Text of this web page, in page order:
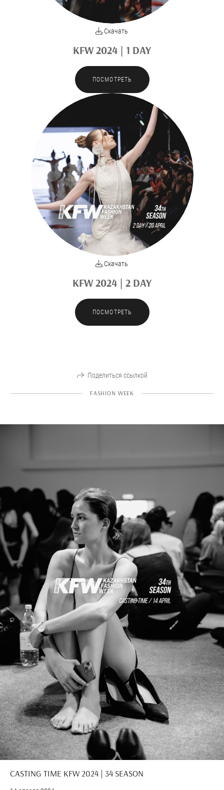
Скачать
KFW 2024 | 1 DAY
ПОСМОТРЕТЬ
Скачать
KFW 2024 | 2 DAY
ПОСМОТРЕТЬ
Поделиться ссылкой
FASHION WEEK
CASTING TIME KFW 2024 | 34 SEASON